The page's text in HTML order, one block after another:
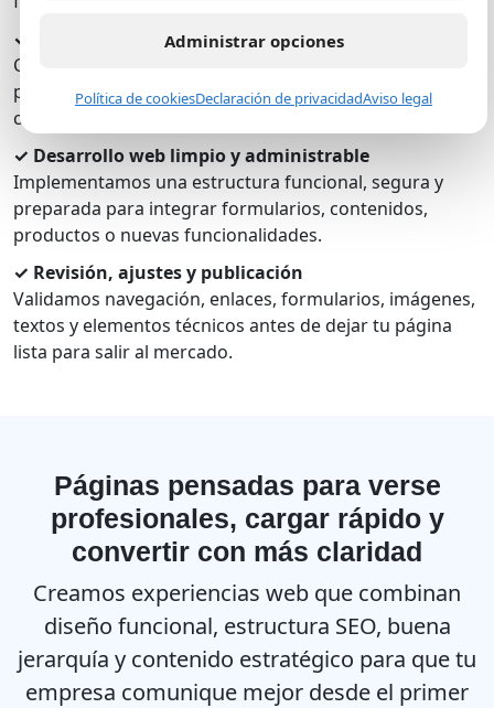
✓ Diseño visual profesional y adaptable
Creamos una propuesta visual coherente con tu marca,
pensada para escritorio, tablet y celular, sin perder
claridad ni velocidad.
✓ Desarrollo web limpio y administrable
Implementamos una estructura funcional, segura y
preparada para integrar formularios, contenidos,
productos o nuevas funcionalidades.
✓ Revisión, ajustes y publicación
Validamos navegación, enlaces, formularios, imágenes,
textos y elementos técnicos antes de dejar tu página
lista para salir al mercado.
Páginas pensadas para verse
profesionales, cargar rápido y
convertir con más claridad
Creamos experiencias web que combinan
diseño funcional, estructura SEO, buena
jerarquía y contenido estratégico para que tu
empresa comunique mejor desde el primer
Administrar opciones
Política de cookiesDeclaración de privacidadAviso legal